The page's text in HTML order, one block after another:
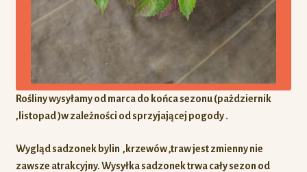
Rośliny wysyłamy od marca do końca sezonu (pażdziernik
,listopad )w zależności od sprzyjającej pogody .
Wygląd sadzonek bylin ,krzewów ,traw jest zmienny nie
zawsze atrakcyjny. Wysyłka sadzonek trwa cały sezon od